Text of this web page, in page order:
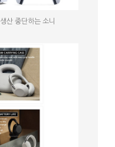
산 중단하는 소니